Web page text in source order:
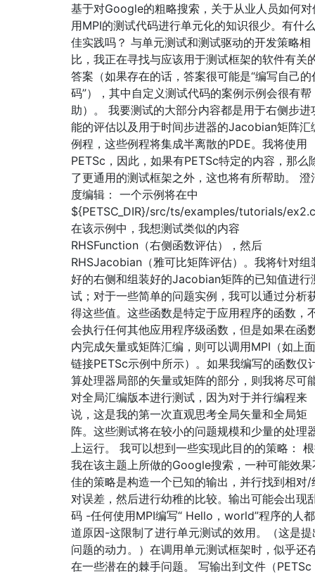
基于对Google的粗略搜索，关于从业人员如何对
用MPI的测试代码进行单元化的知识很少。有什
佳实践吗？ 与单元测试和测试驱动的开发策略相
比，我正在寻找与应该用于测试框架的软件有关
答案（如果存在的话，答案很可能是“编写自己的
码”），其中自定义测试代码的案例示例会很有帮
助）。 我要测试的大部分内容都是用于右侧步进
能的评估以及用于时间步进器的Jacobian矩阵汇
例程，这些例程将集成半离散的PDE。我将使用
PETSc，因此，如果有PETSc特定的内容，那么
了更通用的测试框架之外，这也将有所帮助。 澄
度编辑： 一个示例将在中
${PETSC_DIR}/src/ts/examples/tutorials/
在该示例中，我想测试类似的内容
RHSFunction（右侧函数评估），然后
RHSJacobian（雅可比矩阵评估）。我将针对组
好的右侧和组装好的Jacobian矩阵的已知值进行
试；对于一些简单的问题实例，我可以通过分析
得这些值。这些函数是特定于应用程序的函数，
会执行任何其他应用程序级函数，但是如果在函
内完成矢量或矩阵汇编，则可以调用MPI（如上
链接PETSc示例中所示）。如果我编写的函数仅
算处理器局部的矢量或矩阵的部分，则我将尽可
对全局汇编版本进行测试，因为对于并行编程来
说，这是我的第一次直观思考全局矢量和全局矩
阵。这些测试将在较小的问题规模和少量的处理
上运行。 我可以想到一些实现此目的的策略：
我在该主题上所做的Google搜索，一种可能效果
佳的策略是构造一个已知的输出，并行找到相对/
对误差，然后进行幼稚的比较。输出可能会出现
码 -任何使用MPI编写“ Hello，world”程序的人
道原因-这限制了进行单元测试的效用。（这是提
问题的动力。）在调用单元测试框架时，似乎还
在一些潜在的棘手问题。 写输出到文件（PETSc